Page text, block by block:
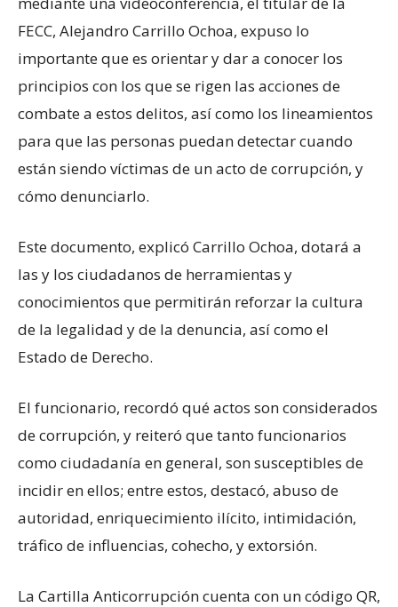
FECC, Alejandro Carrillo Ochoa, expuso lo
importante que es orientar y dar a conocer los
principios con los que se rigen las acciones de
combate a estos delitos, así como los lineamientos
para que las personas puedan detectar cuando
están siendo víctimas de un acto de corrupción, y
cómo denunciarlo.
Este documento, explicó Carrillo Ochoa, dotará a
las y los ciudadanos de herramientas y
conocimientos que permitirán reforzar la cultura
de la legalidad y de la denuncia, así como el
Estado de Derecho.
El funcionario, recordó qué actos son considerados
de corrupción, y reiteró que tanto funcionarios
como ciudadanía en general, son susceptibles de
incidir en ellos; entre estos, destacó, abuso de
autoridad, enriquecimiento ilícito, intimidación,
tráfico de influencias, cohecho, y extorsión.
La Cartilla Anticorrupción cuenta con un código QR,